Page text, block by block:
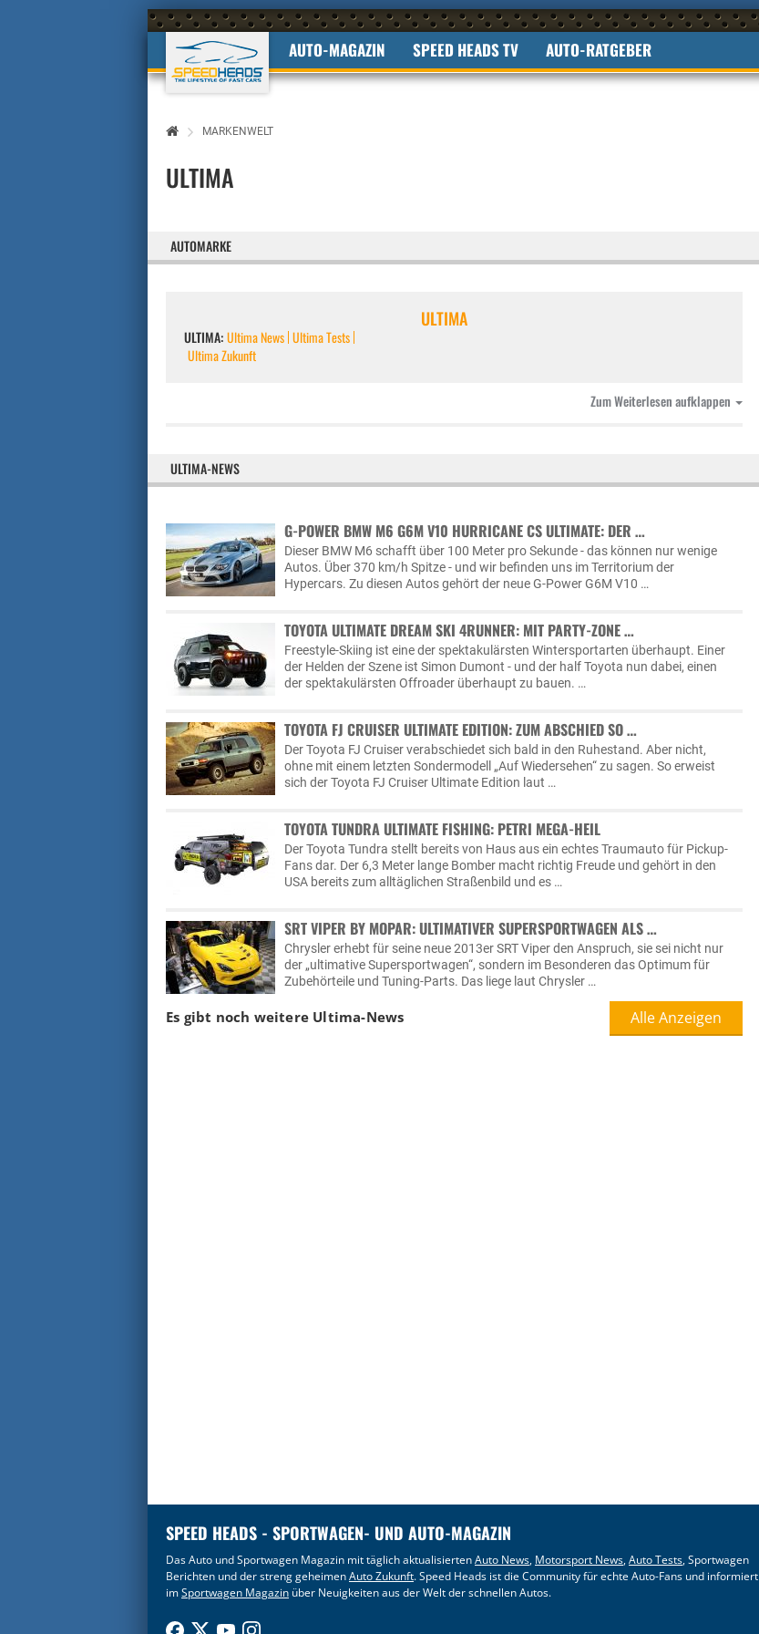
AUTO-MAGAZIN SPEED HEADS TV AUTO-RATGEBER
MARKENWELT
ULTIMA
AUTOMARKE
ULTIMA:Ultima News Ultima Tests
Ultima Zukunft
ULTIMA
Zum Weiterlesen aufklappen
ULTIMA-NEWS
G-POWER BMW M6 G6M V10 HURRICANE CS ULTIMATE: DER …
Dieser BMW M6 schafft über 100 Meter pro Sekunde - das können nur wenige
Autos. Über 370 km/h Spitze - und wir befinden uns im Territorium der
Hypercars. Zu diesen Autos gehört der neue G-Power G6M V10 …
TOYOTA ULTIMATE DREAM SKI 4RUNNER: MIT PARTY-ZONE …
Freestyle-Skiing ist eine der spektakulärsten Wintersportarten überhaupt. Einer
der Helden der Szene ist Simon Dumont - und der half Toyota nun dabei, einen
der spektakulärsten Offroader überhaupt zu bauen. …
TOYOTA FJ CRUISER ULTIMATE EDITION: ZUM ABSCHIED SO …
Der Toyota FJ Cruiser verabschiedet sich bald in den Ruhestand. Aber nicht,
ohne mit einem letzten Sondermodell „Auf Wiedersehen“ zu sagen. So erweist
sich der Toyota FJ Cruiser Ultimate Edition laut …
TOYOTA TUNDRA ULTIMATE FISHING: PETRI MEGA-HEIL
Der Toyota Tundra stellt bereits von Haus aus ein echtes Traumauto für Pickup-
Fans dar. Der 6,3 Meter lange Bomber macht richtig Freude und gehört in den
USA bereits zum alltäglichen Straßenbild und es …
SRT VIPER BY MOPAR: ULTIMATIVER SUPERSPORTWAGEN ALS …
Chrysler erhebt für seine neue 2013er SRT Viper den Anspruch, sie sei nicht nur
der „ultimative Supersportwagen“, sondern im Besonderen das Optimum für
Zubehörteile und Tuning-Parts. Das liege laut Chrysler …
Es gibt noch weitere Ultima-News Alle Anzeigen
SPEED HEADS - SPORTWAGEN- UND AUTO-MAGAZIN
Das Auto und Sportwagen Magazin mit täglich aktualisiertenAuto News, Motorsport News,Auto Tests, Sportwagen
Berichten und der streng geheimenAuto Zukunft. Speed Heads ist die Community für echte Auto-Fans und informiert
imSportwagen Magazin über Neuigkeiten aus der Welt der schnellen Autos.